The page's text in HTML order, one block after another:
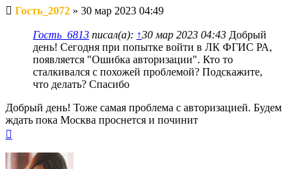
Непрочитанное
сообщение
Гость_2072 » 30 мар 2023 04:49
Гость_6813 писал(а): ↑30 мар 2023 04:43 Добрый
день! Сегодня при попытке войти в ЛК ФГИС РА,
появляется "Ошибка авторизации". Кто то
сталкивался с похожей проблемой? Подскажите,
что делать? Спасибо
Добрый день! Тоже самая проблема с авторизацией. Будем
ждать пока Москва проснется и починит
началу